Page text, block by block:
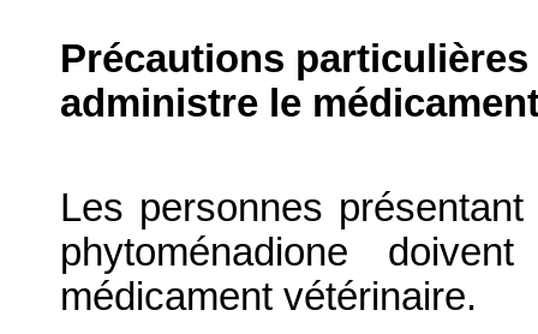
Précautions
administre le
Les personnes
phytoménadione
médicament vétérinaire.